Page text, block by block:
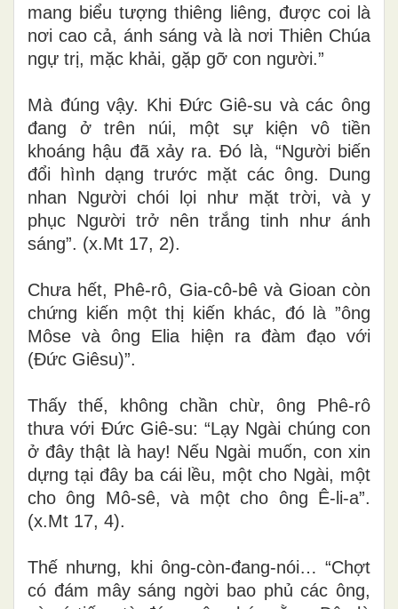
mang biểu tượng thiêng liêng, được coi là
nơi cao cả, ánh sáng và là nơi Thiên Chúa
ngự trị, mặc khải, gặp gỡ con người.”
Mà đúng vậy. Khi Đức Giê-su và các ông
đang ở trên núi, một sự kiện vô tiền
khoáng hậu đã xảy ra. Đó là, “Người biến
đổi hình dạng trước mặt các ông. Dung
nhan Người chói lọi như mặt trời, và y
phục Người trở nên trắng tinh như ánh
sáng”. (x.Mt 17, 2).
Chưa hết, Phê-rô, Gia-cô-bê và Gioan còn
chứng kiến một thị kiến khác, đó là ”ông
Môse và ông Elia hiện ra đàm đạo với
(Đức Giêsu)”.
Thấy thế, không chần chừ, ông Phê-rô
thưa với Đức Giê-su: “Lạy Ngài chúng con
ở đây thật là hay! Nếu Ngài muốn, con xin
dựng tại đây ba cái lều, một cho Ngài, một
cho ông Mô-sê, và một cho ông Ê-li-a”.
(x.Mt 17, 4).
Thế nhưng, khi ông-còn-đang-nói… “Chợt
có đám mây sáng ngời bao phủ các ông,